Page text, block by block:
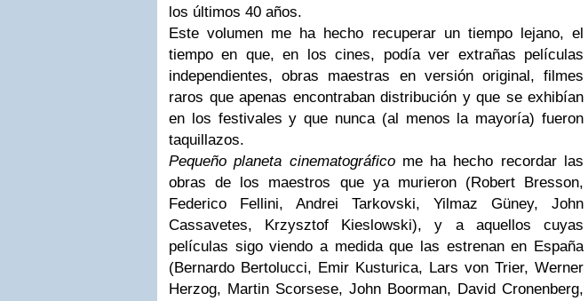
los últimos 40 años.
Este volumen me ha hecho recuperar un tiempo lejano, el
tiempo en que, en los cines, podía ver extrañas películas
independientes, obras maestras en versión original, filmes
raros que apenas encontraban distribución y que se exhibían
en los festivales y que nunca (al menos la mayoría) fueron
taquillazos.
Pequeño planeta cinematográficome ha hecho recordar las
obras de los maestros que ya murieron (Robert Bresson,
Federico Fellini, Andrei Tarkovski, Yilmaz Güney, John
Cassavetes, Krzysztof Kieslowski), y a aquellos cuyas
películas sigo viendo a medida que las estrenan en España
(Bernardo Bertolucci, Emir Kusturica, Lars von Trier, Werner
Herzog, Martin Scorsese, John Boorman, David Cronenberg,